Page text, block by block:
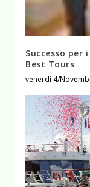
Successo per
Best Tours
venerdì 4/